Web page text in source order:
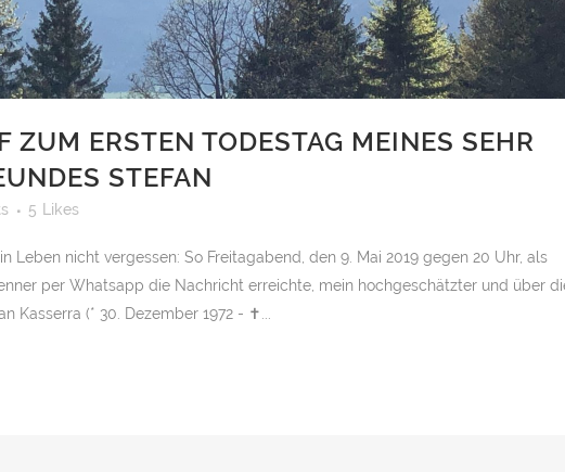
ZUM ERSTEN TODESTAG MEINES SEHR
STEFAN
5 Likes
Leben nicht vergessen: So Freitagabend, den 9. Mai 2019 gegen 20 Uhr, als
per Whatsapp die Nachricht erreichte, mein hochgeschätzter und über
Kasserra (* 30. Dezember 1972 - ✝︎...